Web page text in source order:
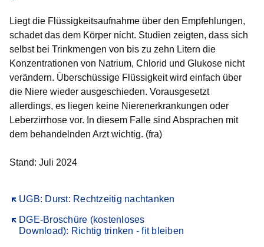
Liegt die Flüssigkeitsaufnahme über den Empfehlungen,
schadet das dem Körper nicht. Studien zeigten, dass sich
selbst bei Trinkmengen von bis zu zehn Litern die
Konzentrationen von Natrium, Chlorid und Glukose nicht
verändern. Überschüssige Flüssigkeit wird einfach über
die Niere wieder ausgeschieden. Vorausgesetzt
allerdings, es liegen keine Nierenerkrankungen oder
Leberzirrhose vor. In diesem Falle sind Absprachen mit
dem behandelnden Arzt wichtig. (fra)
Stand: Juli 2024
UGB: Durst: Rechtzeitig nachtanken
Öffnet sich in einem neuen Fenster
DGE-Broschüre (kostenloses
Download): Richtig trinken - fit bleiben
Öffnet sich in einem neuen Fenster